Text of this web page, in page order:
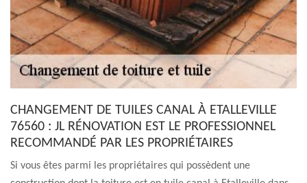
CHANGEMENT DE TUILES CANAL À ETALLEVILLE
76560 : JL RÉNOVATION EST LE PROFESSIONNEL
RECOMMANDÉ PAR LES PROPRIÉTAIRES
Si vous êtes parmi les propriétaires qui possèdent une